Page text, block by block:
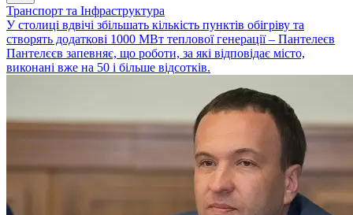
Транспорт та Інфраструктура
У столиці вдвічі збільшать кількість пунктів обігріву та
створять додаткові 1000 МВт теплової генерації – Пантелеєв
Пантелєєв запевняє, що роботи, за які відповідає місто,
виконані вже на 50 і більше відсотків.